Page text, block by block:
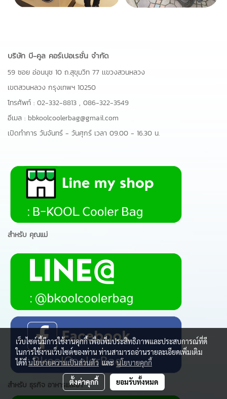
บริษัท บี-คูล คอร์เปอเรชั่น จำกัด
59 ซอย อ่อนนุช 10 ถ.สุขุมวิท 77 เเขวงสวนหลวง
เขตสวนหลวง กรุงเทพฯ 10250
โทรศัพท์ : 02-332-8813 , 086-322-3549
อีเมล : bbkoolcoolerbag@gmail.com
เปิดทำการ วันจันทร์ - วันศุกร์ เวลา 09.00 - 16.30 น.
สำหรับ คุณแม่
สำหรับ ธุรกิจ อาหารและยา
เว็บไซต์นี้มีการใช้งานคุกกี้ เพื่อเพิ่มประสิทธิภาพและประสบการณ์ที่ดี
ในการใช้งานเว็บไซต์ของท่าน ท่านสามารถอ่านรายละเอียดเพิ่มเติม
ได้ที่นโยบายความเป็นส่วนตัวและนโยบายคุกกี้
ตั้งค่าคุกกี้ ยอมรับทั้งหมด